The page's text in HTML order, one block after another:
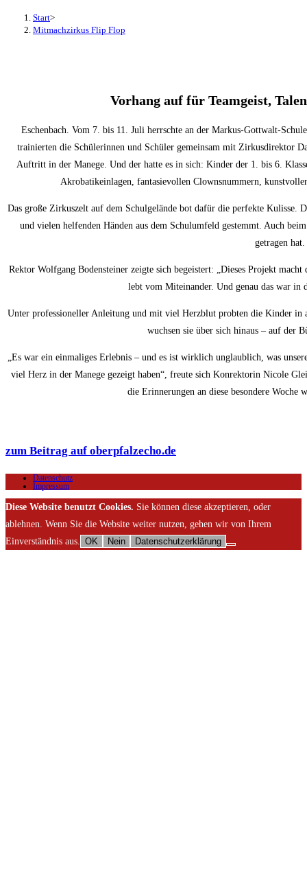
Start>
Mitmachzirkus Flip Flop
Vorhang auf für Teamgeist,
Eschenbach. Vom 7. bis 11. Juli herrschte an der Markus-Gottwalt-
trainierten die Schülerinnen und Schüler gemeinsam mit Zirkusdirektor
Auftritt in der Manege. Und der hatte es in sich: Kinder der 1. bis 6.
Akrobatikeinlagen, fantasievollen Clownsnummern,
Das große Zirkuszelt auf dem Schulgelände bot dafür die perfekte Kulisse.
und vielen helfenden Händen aus dem Schulumfeld gestemmt. Auch
getragen hat.
Rektor Wolfgang Bodensteiner zeigte sich begeistert: „Dieses Projekt
lebt vom Miteinander. Und genau das war in
Unter professioneller Anleitung und mit viel Herzblut probten die Kinder in
wuchsen sie über sich hinaus – auf der
„Es war ein einmaliges Erlebnis – und es ist wirklich unglaublich, was
viel Herz in der Manege gezeigt haben“, freute sich Konrektorin Nicole
die Erinnerungen an diese besondere Woche
zum Beitrag auf oberpfalzecho.de
Datenschutz
Impressum
Diese Website benutzt Cookies. Sie können diese akzeptieren, oder
ablehnen. Wenn Sie die Website weiter nutzen, gehen wir von Ihrem
Einverständnis aus. OK Nein Datenschutzerklärung